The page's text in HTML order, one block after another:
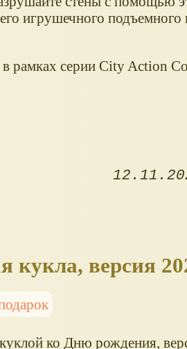
игрушечного подъемного
рамках серии City Action
кукла, версия
ко Дню рождения,